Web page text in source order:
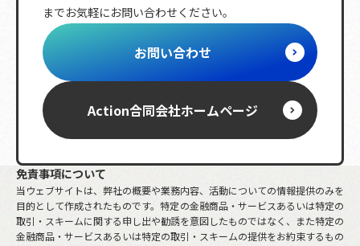
レバレッジ
ボラティリティ
株主優待
日経平均株価
iDeCo
動画 先物取引
S&P
金融政策
保険商品 市場指数
金
までお気軽にお問い合わせください。
お問い合わせ
Action合同会社ホームページ
免責事項について
当ウェブサイトは、弊社の概要や業務内容、活動についての情報提供のみを
目的として作成されたものです。特定の金融商品・サービスあるいは特定の
取引・スキームに関する申し出や勧誘を意図したものではなく、また特定の
金融商品・サービスあるいは特定の取引・スキームの提供をお約束するもの